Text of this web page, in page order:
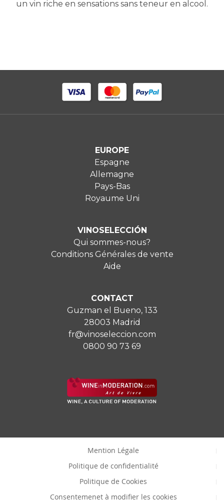
un vin riche en sensations sans teneur en alcool.
EUROPE
Espagne
Allemagne
Pays-Bas
Royaume Uni
VINOSELECCIÓN
Qui sommes-nous?
Conditions Générales de vente
Aide
CONTACT
Guzman el Bueno, 133
28003 Madrid
fr@vinoseleccion.com
0800 90 73 69
Mention Légale
Politique de confidentialité
Politique de Cookies
Consentemenet à modifier les cookies